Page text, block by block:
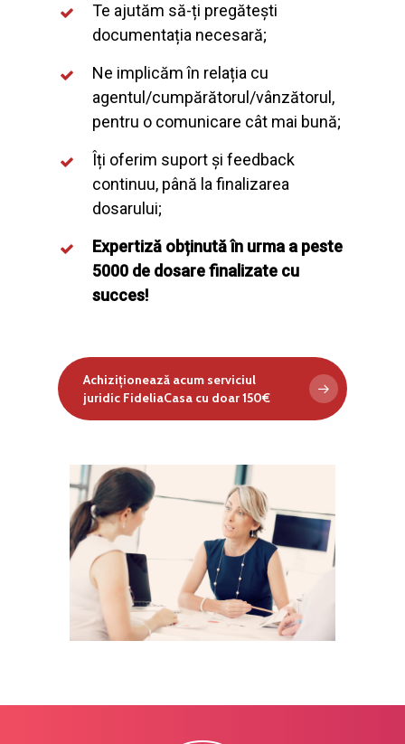
Te ajutăm să-ți pregătești
documentația necesară;
Ne implicăm în relația cu
agentul/cumpărătorul/vânzătorul,
pentru o comunicare cât mai bună;
Îți oferim suport și feedback
continuu, până la finalizarea
dosarului;
Expertiză obținută în urma a peste
5000 de dosare finalizate cu
succes!
Achiziționează acum serviciul
juridic FideliaCasa cu doar 150€